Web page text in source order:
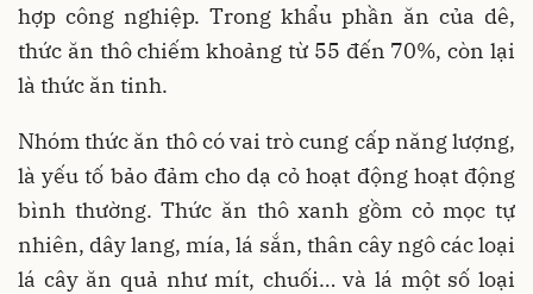
hợp công nghiệp. Trong khẩu phần ăn của dê,
thức ăn thô chiếm khoảng từ 55 đến 70%, còn lại
là thức ăn tinh.
Nhóm thức ăn thô có vai trò cung cấp năng lượng,
là yếu tố bảo đảm cho dạ cỏ hoạt động hoạt động
bình thường. Thức ăn thô xanh gồm cỏ mọc tự
nhiên, dây lang, mía, lá sắn, thân cây ngô các loại
lá cây ăn quả như mít, chuối… và lá một số loại